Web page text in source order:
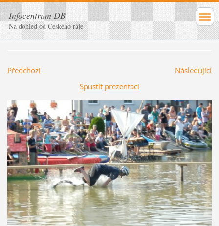
Infocentrum DB
Na dohled od Českého ráje
Předchozí
Následující
Spustit prezentaci